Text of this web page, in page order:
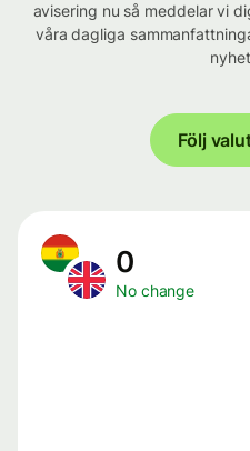
avisering nu så meddelar vi
våra dagliga
Följ
0
No change